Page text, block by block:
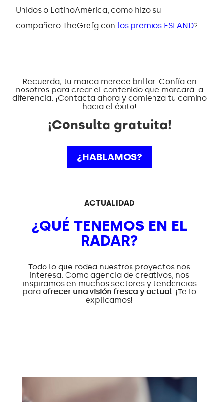
Unidos o LatinoAmérica, como hizo su
compañero TheGrefg con los premios ESLAND?
Recuerda, tu marca merece brillar. Confía en
nosotros para crear el contenido que marcará la
diferencia. ¡Contacta ahora y comienza tu camino
hacia el éxito!
¡Consulta gratuita!
¿HABLAMOS?
ACTUALIDAD
¿QUÉ TENEMOS EN EL
RADAR?
Todo lo que rodea nuestros proyectos nos
interesa. Como agencia de creativos, nos
inspiramos en muchos sectores y tendencias
paraofrecer una visión fresca y actual. ¡Te lo
explicamos!